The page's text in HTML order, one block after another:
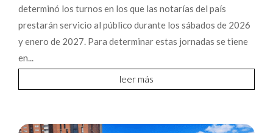
determinó los turnos en los que las notarías del país
prestarán servicio al público durante los sábados de 2026
y enero de 2027. Para determinar estas jornadas se tiene
en...
leer más